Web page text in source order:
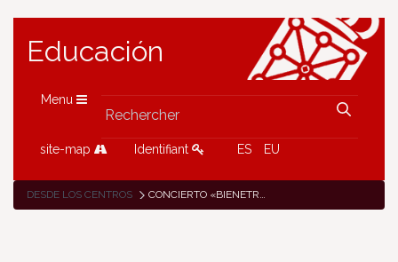
Educación
Menu
site-map Identifiant ES EU
DESDE LOS CENTROS CONCIERTO «BIENETRERASMUS+» DEL COLEGIO NUESTRA SEÑORA DEL HUERTO EN LA RESIDENCIA CASA MISERICORDIA